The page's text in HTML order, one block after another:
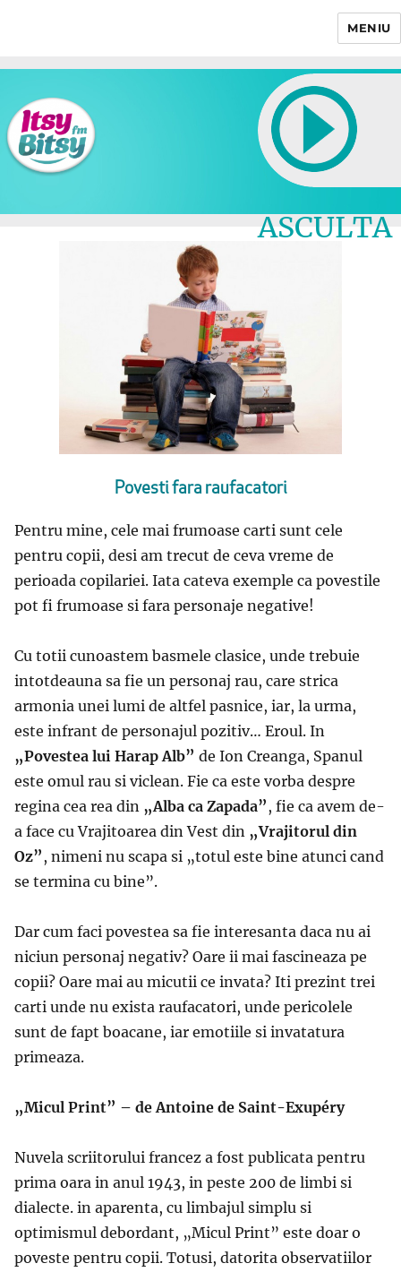
MENIU
ASCULTA
Povesti fara raufacatori
Pentru mine, cele mai frumoase carti sunt cele
pentru copii, desi am trecut de ceva vreme de
perioada copilariei. Iata cateva exemple ca povestile
pot fi frumoase si fara personaje negative!
Cu totii cunoastem basmele clasice, unde trebuie
intotdeauna sa fie un personaj rau, care strica
armonia unei lumi de altfel pasnice, iar, la urma,
este infrant de personajul pozitiv… Eroul. In
„Povestea lui Harap Alb” de Ion Creanga, Spanul
este omul rau si viclean. Fie ca este vorba despre
regina cea rea din „Alba ca Zapada” , fie ca avem de-
a face cu Vrajitoarea din Vest din „Vrajitorul din
Oz” , nimeni nu scapa si „totul este bine atunci cand
se termina cu bine”.
Dar cum faci povestea sa fie interesanta daca nu ai
niciun personaj negativ? Oare ii mai fascineaza pe
copii? Oare mai au micutii ce invata? Iti prezint trei
carti unde nu exista raufacatori, unde pericolele
sunt de fapt boacane, iar emotiile si invatatura
primeaza.
„Micul Print” – de Antoine de Saint-Exupéry
Nuvela scriitorului francez a fost publicata pentru
prima oara in anul 1943, in peste 200 de limbi si
dialecte. in aparenta, cu limbajul simplu si
optimismul debordant, „Micul Print” este doar o
poveste pentru copii. Totusi, datorita observatiilor